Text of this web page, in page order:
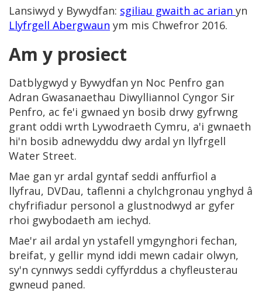
Lansiwyd y Bywydfan: sgiliau gwaith ac arian yn
Llyfrgell Abergwaun ym mis Chwefror 2016.
Am y prosiect
Datblygwyd y Bywydfan yn Noc Penfro gan
Adran Gwasanaethau Diwylliannol Cyngor Sir
Penfro, ac fe'i gwnaed yn bosib drwy gyfrwng
grant oddi wrth Lywodraeth Cymru, a'i gwnaeth
hi'n bosib adnewyddu dwy ardal yn llyfrgell
Water Street.
Mae gan yr ardal gyntaf seddi anffurfiol a
llyfrau, DVDau, taflenni a chylchgronau ynghyd â
chyfrifiadur personol a glustnodwyd ar gyfer
rhoi gwybodaeth am iechyd.
Mae'r ail ardal yn ystafell ymgynghori fechan,
breifat, y gellir mynd iddi mewn cadair olwyn,
sy'n cynnwys seddi cyffyrddus a chyfleusterau
gwneud paned.